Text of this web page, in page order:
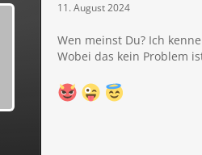
11. August 2024
Wen meinst Du? Ich
Wobei das kein Problem